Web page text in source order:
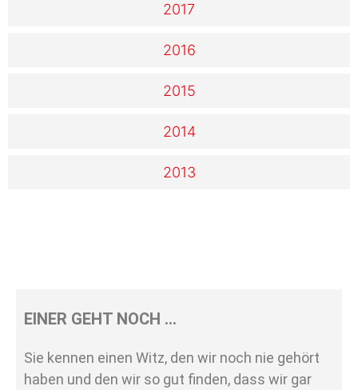
2017
2016
2015
2014
2013
EINER GEHT NOCH …
Sie kennen einen Witz, den wir noch nie gehört
haben und den wir so gut finden, dass wir gar